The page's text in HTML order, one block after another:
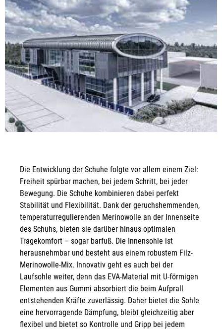
Die Entwicklung der Schuhe folgte vor allem einem Ziel:
Freiheit spürbar machen, bei jedem Schritt, bei jeder
Bewegung. Die Schuhe kombinieren dabei perfekt
Stabilität und Flexibilität. Dank der geruchshemmenden,
temperaturregulierenden Merinowolle an der Innenseite
des Schuhs, bieten sie darüber hinaus optimalen
Tragekomfort – sogar barfuß. Die Innensohle ist
herausnehmbar und besteht aus einem robustem Filz-
Merinowolle-Mix. Innovativ geht es auch bei der
Laufsohle weiter, denn das EVA-Material mit U-förmigen
Elementen aus Gummi absorbiert die beim Aufprall
entstehenden Kräfte zuverlässig. Daher bietet die Sohle
eine hervorragende Dämpfung, bleibt gleichzeitig aber
flexibel und bietet so Kontrolle und Gripp bei jedem